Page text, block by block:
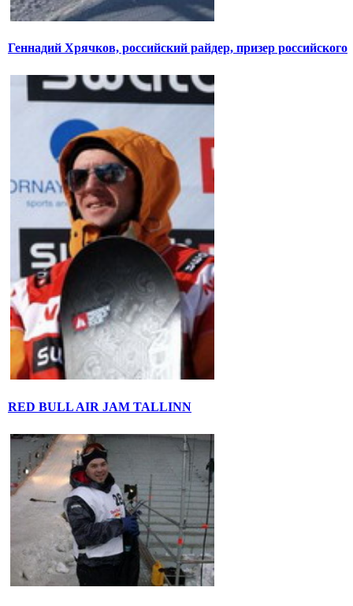
Геннадий Хрячков, российский райдер, призер российского
RED BULL AIR JAM TALLINN